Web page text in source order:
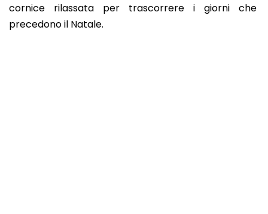
cornice rilassata per trascorrere i giorni che
precedono il Natale.